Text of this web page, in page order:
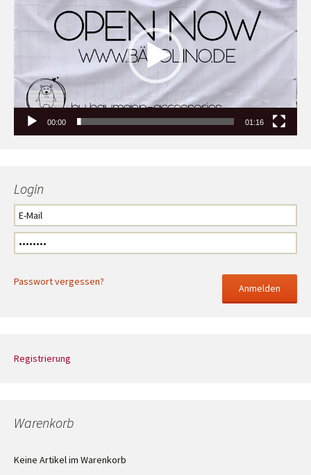
00:00 01:16
Login
Passwort vergessen?
Registrierung
Warenkorb
Keine Artikel im Warenkorb